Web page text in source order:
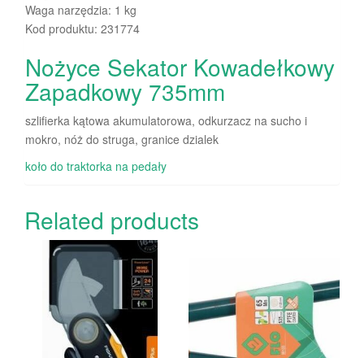
Waga narzędzia: 1 kg
Kod produktu: 231774
Nożyce Sekator Kowadełkowy
Zapadkowy 735mm
szlifierka kątowa akumulatorowa, odkurzacz na sucho i
mokro, nóż do struga, granice dzialek
koło do traktorka na pedały
Related products